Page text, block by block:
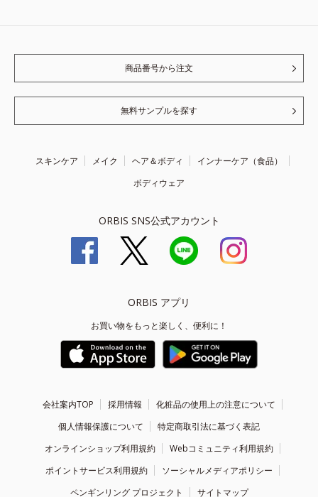
商品番号から注文
無料サンプルを探す
スキンケア メイク ヘア＆ボディ
インナーケア（食品）
ボディウェア
ORBIS SNS公式アカウント
ORBIS アプリ
お買い物をもっと楽しく、便利に！
会社案内TOP 採用情報
化粧品の使用上の注意について
個人情報保護について
特定商取引法に基づく表記
オンラインショップ利用規約
Webコミュニティ利用規約
ポイントサービス利用規約
ソーシャルメディアポリシー
ペンギンリング プロジェクト
サイトマップ